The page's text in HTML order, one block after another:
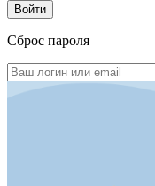
Сброс пароля